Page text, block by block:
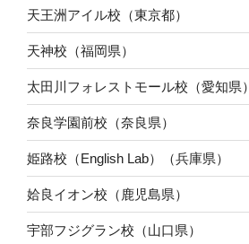
天王洲アイル校（東京都）
天神校（福岡県）
太田川フォレストモール校（愛知県）
奈良学園前校（奈良県）
姫路校（English Lab）（兵庫県）
姶良イオン校（鹿児島県）
宇部フジグラン校（山口県）